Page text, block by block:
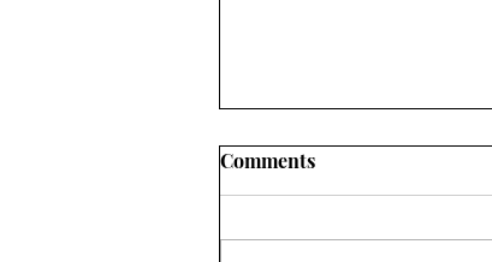
Comments